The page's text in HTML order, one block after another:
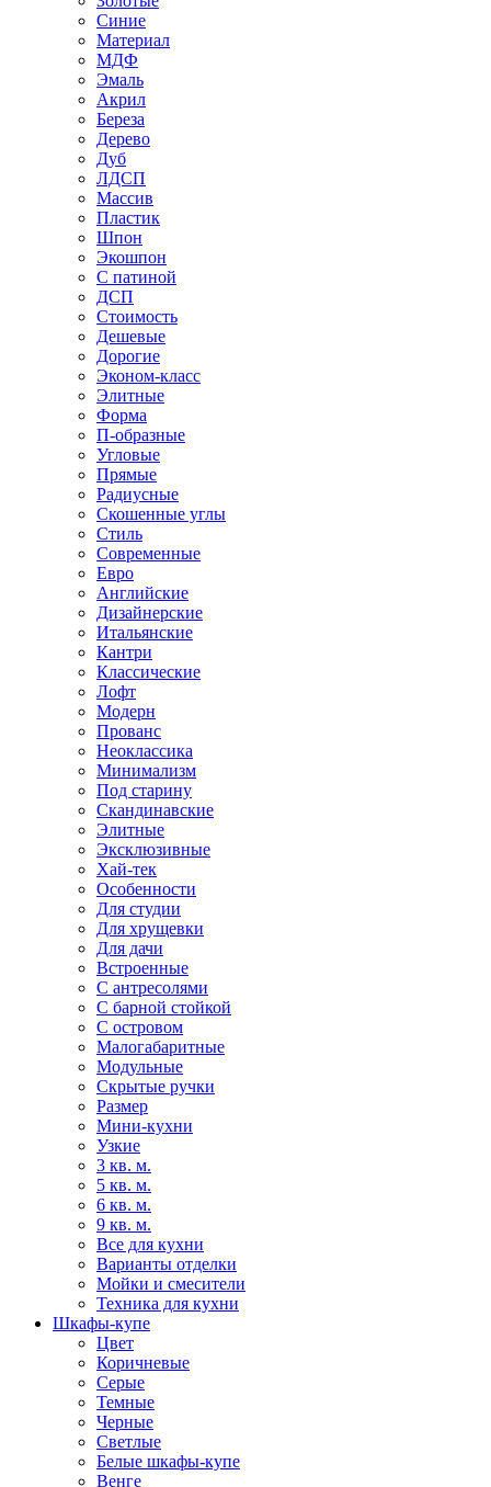
Синие
Материал
МДФ
Эмаль
Акрил
Береза
Дерево
Дуб
ЛДСП
Массив
Пластик
Шпон
Экошпон
С патиной
ДСП
Стоимость
Дешевые
Дорогие
Эконом-класс
Элитные
Форма
П-образные
Угловые
Прямые
Радиусные
Скошенные углы
Стиль
Современные
Евро
Английские
Дизайнерские
Итальянские
Кантри
Классические
Лофт
Модерн
Прованс
Неоклассика
Минимализм
Под старину
Скандинавские
Элитные
Эксклюзивные
Хай-тек
Особенности
Для студии
Для хрущевки
Для дачи
Встроенные
С антресолями
С барной стойкой
С островом
Малогабаритные
Модульные
Скрытые ручки
Размер
Мини-кухни
Узкие
3 кв. м.
5 кв. м.
6 кв. м.
9 кв. м.
Все для кухни
Варианты отделки
Мойки и смесители
Техника для кухни
Шкафы-купе
Цвет
Коричневые
Серые
Темные
Черные
Светлые
Белые шкафы-купе
Венге